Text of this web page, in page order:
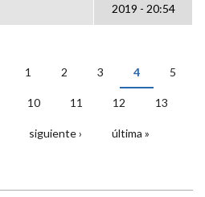
2019 - 20:54
1 2 3 4 5
10 11 12 13
siguiente › última »